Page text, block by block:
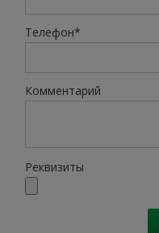
Телефон*
Комментарий
Реквизиты